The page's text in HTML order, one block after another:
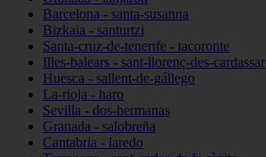
Barcelona - santa-susanna
Bizkaia - santurtzi
Santa-cruz-de-tenerife - tacoronte
Illes-balears - sant-llorenç-des-cardassar
Huesca - sallent-de-gállego
La-rioja - haro
Sevilla - dos-hermanas
Granada - salobreña
Cantabria - laredo